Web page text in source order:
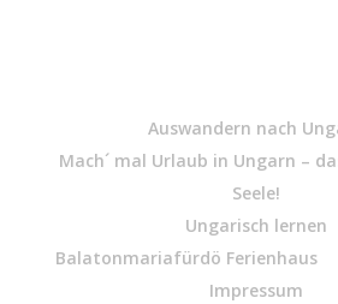
Auswandern nach
Mach´ mal Urlaub in Ungarn –
Seele!
Ungarisch lernen
Balatonmariafürdö Ferienhaus
Impressum